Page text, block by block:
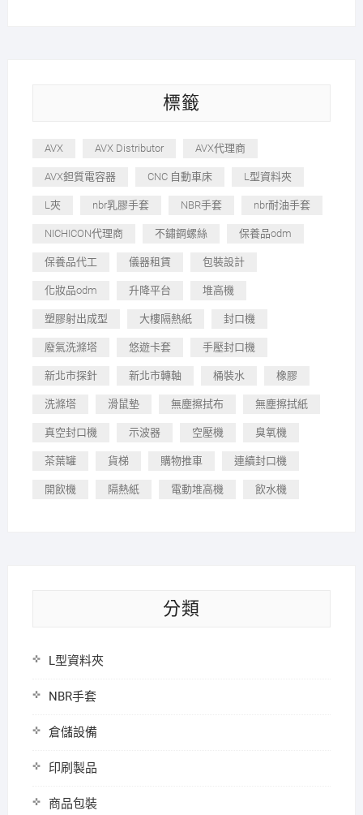
標籤
AVX AVX Distributor AVX代理商
AVX鉭質電容器 CNC 自動車床 L型資料夾
L夾 nbr乳膠手套 NBR手套 nbr耐油手套
NICHICON代理商 不鏽鋼螺絲 保養品odm
保養品代工 儀器租賃 包裝設計
化妝品odm 升降平台 堆高機
塑膠射出成型 大樓隔熱紙 封口機
廢氣洗滌塔 悠遊卡套 手壓封口機
新北市探針 新北市轉軸 桶裝水 橡膠
洗滌塔 滑鼠墊 無塵擦拭布 無塵擦拭紙
真空封口機 示波器 空壓機 臭氧機
茶葉罐 貨梯 購物推車 連續封口機
開飲機 隔熱紙 電動堆高機 飲水機
分類
L型資料夾
NBR手套
倉儲設備
印刷製品
商品包裝